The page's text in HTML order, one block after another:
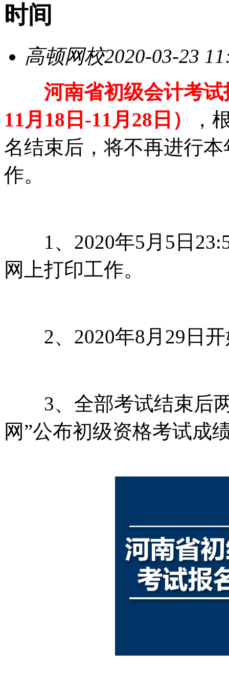
时间
高顿网校2020-03-23
河南省初级会计考
11月18日-11月28日）
，
名结束后，将不再进行
作。
1、2020年5月5日
网上打印工作。
2、2020年8月29日开
3、全部考试结束后两
网”公布初级资格考试成